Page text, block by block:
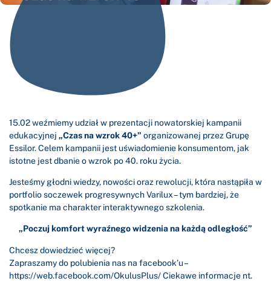
15.02 weźmiemy udział w prezentacji nowatorskiej kampanii
edukacyjnej „Czas na wzrok 40+” organizowanej przez Grupę
Essilor. Celem kampanii jest uświadomienie konsumentom, jak
istotne jest dbanie o wzrok po 40. roku życia.
Jesteśmy głodni wiedzy, nowości oraz rewolucji, która nastąpiła w
portfolio soczewek progresywnych Varilux – tym bardziej, że
spotkanie ma charakter interaktywnego szkolenia.
„Poczuj komfort wyraźnego widzenia na każdą odległość”
Chcesz dowiedzieć więcej?
Zapraszamy do polubienia nas na facebook’u –
https://web.facebook.com/OkulusPlus/ Ciekawe informacje nt.